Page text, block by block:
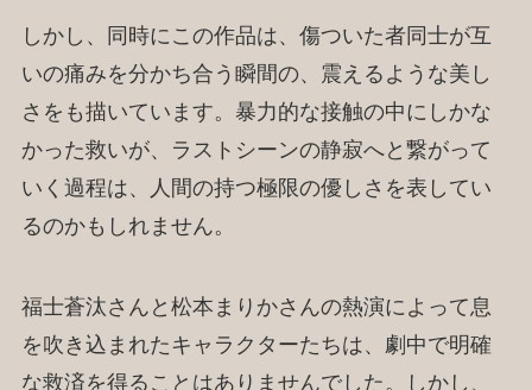
しかし、同時にこの作品は、傷ついた者同士が互
いの痛みを分かち合う瞬間の、震えるような美し
さをも描いています。暴力的な接触の中にしかな
かった救いが、ラストシーンの静寂へと繋がって
いく過程は、人間の持つ極限の優しさを表してい
るのかもしれません。
福士蒼汰さんと松本まりかさんの熱演によって息
を吹き込まれたキャラクターたちは、劇中で明確
な救済を得ることはありませんでした。しかし、